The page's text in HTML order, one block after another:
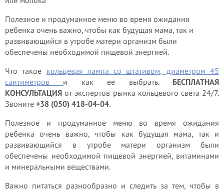
Полезное и продуманное меню во время ожидания
ребенка очень важно, чтобы как будущая мама, так и
развивающийся в утробе матери организм были
обеспечены необходимой пищевой энергией.
Что такое кольцевая лампа со штативом, диаметром 45
сантиметров и как ее выбрать. БЕСПЛАТНАЯ
КОНСУЛЬТАЦИЯ от экспертов рынка кольцевого света 24/7.
Звоните +38 (050) 418-04-04.
Полезное и продуманное меню во время ожидания
ребенка очень важно, чтобы как будущая мама, так и
развивающийся в утробе матери организм были
обеспечены необходимой пищевой энергией, витаминами
и минеральными веществами.
Важно питаться разнообразно и следить за тем, чтобы в